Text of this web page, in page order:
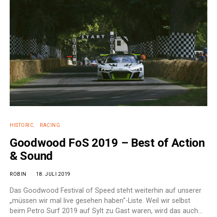
HISTORIC RACING
Goodwood FoS 2019 – Best of Action
& Sound
ROBIN 18. JULI 2019
Das Goodwood Festival of Speed steht weiterhin auf unserer
„müssen wir mal live gesehen haben“-Liste. Weil wir selbst
beim Petro Surf 2019 auf Sylt zu Gast waren, wird das auch…